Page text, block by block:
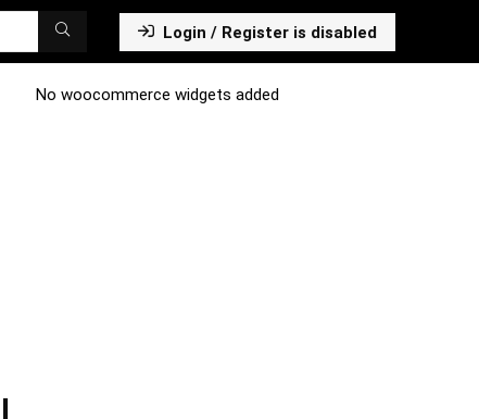
Login / Register is disabled
No woocommerce widgets added